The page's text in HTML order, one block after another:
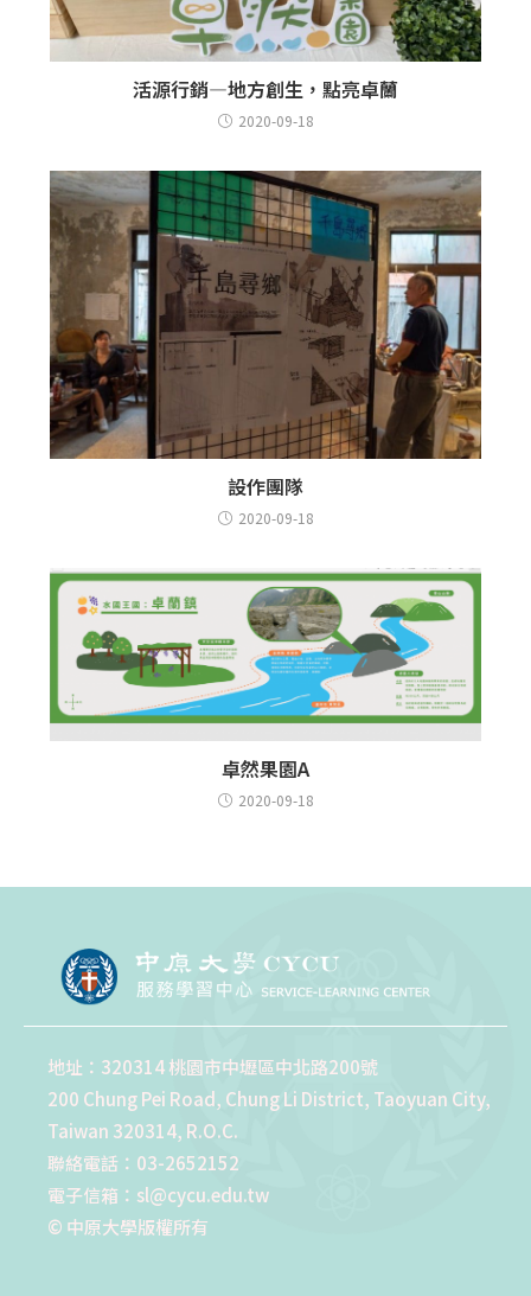
活源行銷—地方創生，點亮卓蘭
2020-09-18
設作團隊
2020-09-18
卓然果園A
2020-09-18
地址：320314 桃園市中壢區中北路200號
200 Chung Pei Road, Chung Li District, Taoyuan City,
Taiwan 320314, R.O.C.
聯絡電話：03-2652152
電子信箱：sl@cycu.edu.tw
© 中原大學版權所有